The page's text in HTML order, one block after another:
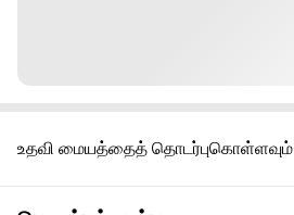
உதவி மையத்தைத் தொடர்புகொள்ளவும்